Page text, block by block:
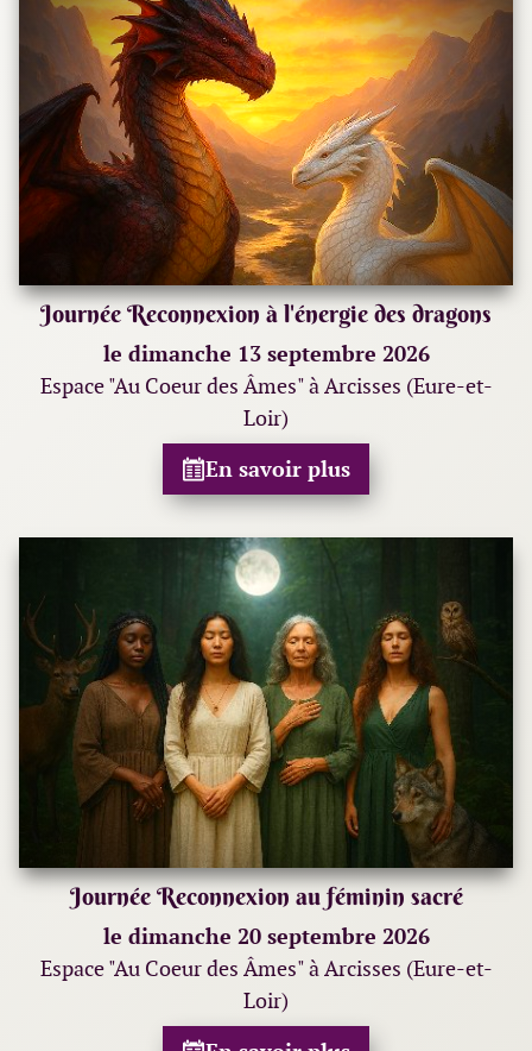
Journée Reconnexion à l'énergie des dragons
le dimanche 13 septembre 2026
Espace "Au Coeur des Âmes" à Arcisses (Eure-et-
Loir)
En savoir plus
Journée Reconnexion au féminin sacré
le dimanche 20 septembre 2026
Espace "Au Coeur des Âmes" à Arcisses (Eure-et-
Loir)